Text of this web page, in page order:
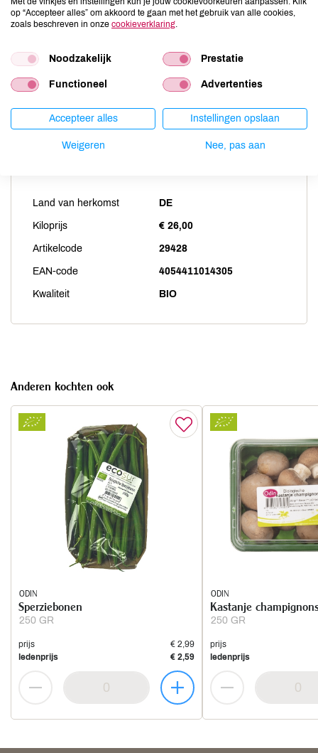
Selderij
niet aanwezig
Sesam
niet aanwezig
Vis
niet aanwezig
Weekdieren
niet aanwezig
Land van herkomst DE
Kiloprijs € 26,00
Artikelcode 29428
EAN-code 4054411014305
Kwaliteit BIO
Anderen kochten ook
ODIN
250 GR
Sperziebonen
prijs
€ 2,99
ledenprijs
€ 2,59
ODIN
250 GR
Kastanje
prijs
ledenprijs
op “Accepteer alles” om akkoord te gaan met het gebruik van alle cookies,
zoals beschreven in onze cookieverklaring
Noodzakelijk Prestatie
Functioneel Advertenties
Accepteer alles Instellingen opslaan
Weigeren Nee, pas aan